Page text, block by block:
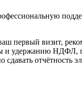
первый визит,
и удержанию НДФЛ,
сдавать отчётность